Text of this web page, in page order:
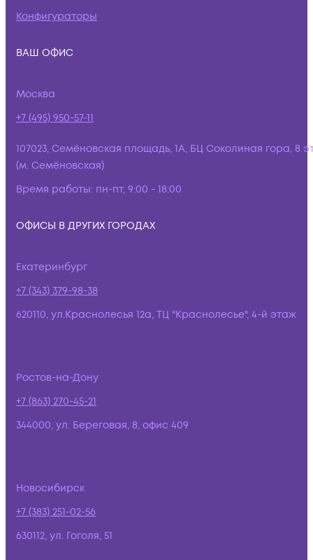
Конфигураторы
ВАШ ОФИС
Москва
+7 (495) 950-57-11
107023, Семёновская площадь, 1А, БЦ Соколиная гора, 8
(м. Семёновская)
Время работы: пн-пт, 9:00 - 18:00
ОФИСЫ В ДРУГИХ ГОРОДАХ
Екатеринбург
+7 (343) 379-98-38
620110, ул.Краснолесья 12а, ТЦ "Краснолесье", 4-й этаж
Ростов-на-Дону
+7 (863) 270-45-21
344000, ул. Береговая, 8, офис 409
Новосибирск
+7 (383) 251-02-56
630112, ул. Гоголя, 51